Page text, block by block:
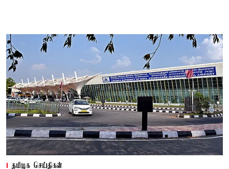
தமிழக செய்திகள்